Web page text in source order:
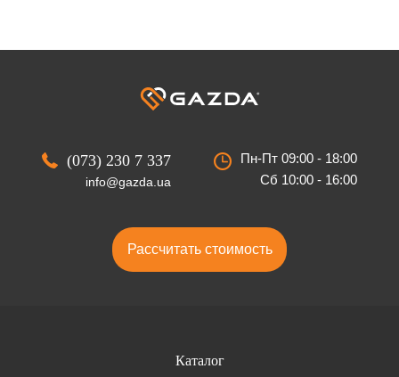
(073) 230 7 337
info@gazda.ua
Пн-Пт 09:00 - 18:00
Сб 10:00 - 16:00
Рассчитать стоимость
Каталог